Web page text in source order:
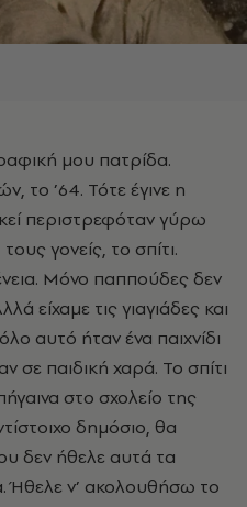
το ’64. Τότε έγινε η
περιστρεφόταν γύρω
γονείς, το σπίτι.
Μόνο παππούδες δεν
είχαμε τις γιαγιάδες και
αυτό ήταν ένα παιχνίδι
σε παιδική χαρά. Το σπίτι
στο σχολείο της
δημόσιο, θα
δεν ήθελε αυτά τα
Ήθελε ν’ ακολουθήσω το